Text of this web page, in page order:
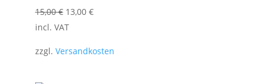
freddo
l'acqua
15,00€ Il
prezzo
era:
13,00 €Il
è:
incl. VAT
zzgl. Versandkosten